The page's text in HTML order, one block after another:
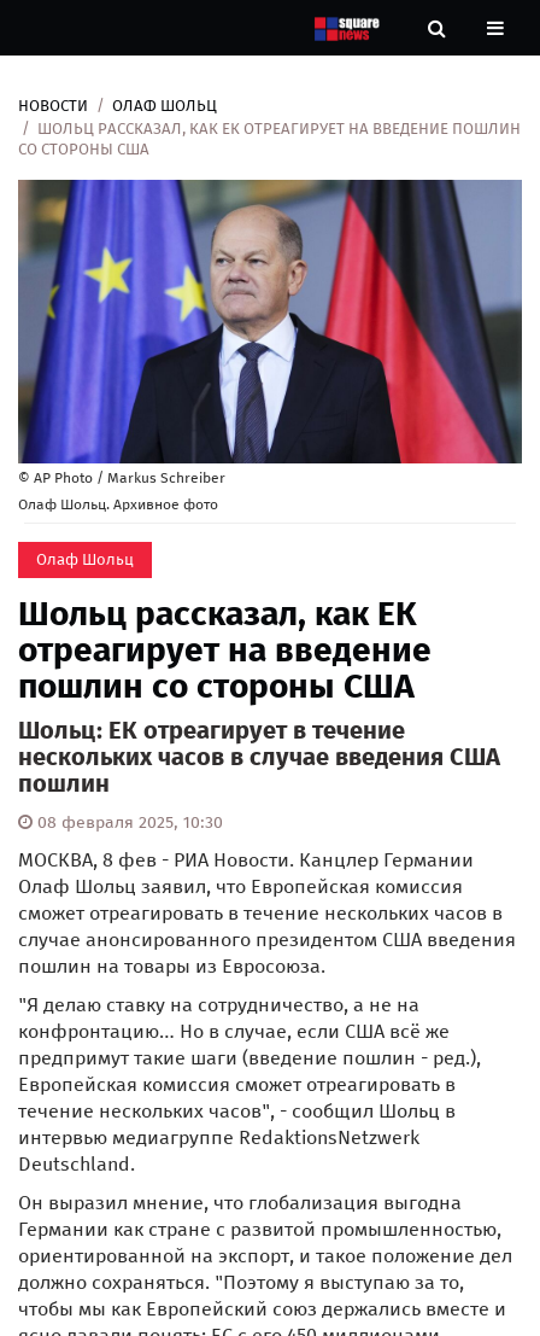
Новости
Рубрики
Контакты
нас
НОВОСТИ
ОЛАФ ШОЛЬЦ
ШОЛЬЦ РАССКАЗАЛ, КАК ЕК ОТРЕАГИРУЕТ НА ВВЕДЕНИЕ ПОШЛИН
СО СТОРОНЫ США
© AP Photo / Markus Schreiber
Олаф Шольц. Архивное фото
Олаф Шольц
Шольц рассказал, как ЕК
отреагирует на введение
пошлин со стороны США
Шольц: ЕК отреагирует в течение
нескольких часов в случае введения США
пошлин
08 февраля 2025, 10:30
МОСКВА, 8 фев - РИА Новости. Канцлер Германии
Олаф Шольц заявил, что Европейская комиссия
сможет отреагировать в течение нескольких часов в
случае анонсированного президентом США введения
пошлин на товары из Евросоюза.
"Я делаю ставку на сотрудничество, а не на
конфронтацию… Но в случае, если США всё же
предпримут такие шаги (введение пошлин - ред.),
Европейская комиссия сможет отреагировать в
течение нескольких часов", - сообщил Шольц в
интервью медиагруппе RedaktionsNetzwerk
Deutschland.
Он выразил мнение, что глобализация выгодна
Германии как стране с развитой промышленностью,
ориентированной на экспорт, и такое положение дел
должно сохраняться. "Поэтому я выступаю за то,
чтобы мы как Европейский союз держались вместе и